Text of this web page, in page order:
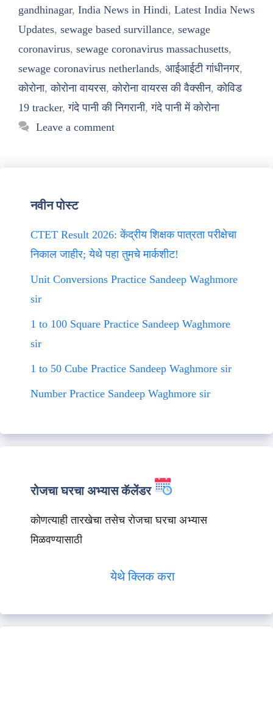
gandhinagar, India News in Hindi, Latest India News
Updates, sewage based survillance, sewage
coronavirus, sewage coronavirus massachusetts,
sewage coronavirus netherlands, आईआईटी गांधीनगर,
कोरोना,कोरोना वायरस,कोरोना वायरस की वैक्सीन,कोविड
19 tracker,गंदे पानी की निगरानी,गंदे पानी में कोरोना
Leave a comment
नवीन पोस्ट
CTET Result 2026: केंद्रीय शिक्षक पात्रता परीक्षेचा
निकाल जाहीर; येथे पहा तुमचे मार्कशीट!
Unit Conversions Practice Sandeep Waghmore
sir
1 to 100 Square Practice Sandeep Waghmore
sir
1 to 50 Cube Practice Sandeep Waghmore sir
Number Practice Sandeep Waghmore sir
रोजचा घरचा अभ्यास कॅलेंडर
कोणत्याही तारखेचा तसेच रोजचा घरचा अभ्यास
मिळवण्यासाठी
येथे क्लिक करा